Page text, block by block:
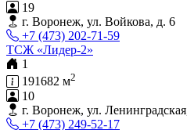
19
г. Воронеж, ул. Войкова, д. 6
+7 (473) 202-71-59
ТСЖ «Лидер-2»
1
191682 м2
10
г. Воронеж, ул.
+7 (473) 249-52-17